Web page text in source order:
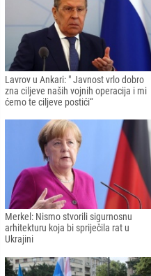
Lavrov u Ankari: " Javnost vrlo dobro
zna ciljeve naših vojnih operacija i mi
ćemo te ciljeve postići“
Merkel: Nismo stvorili sigurnosnu
arhitekturu koja bi spriječila rat u
Ukrajini